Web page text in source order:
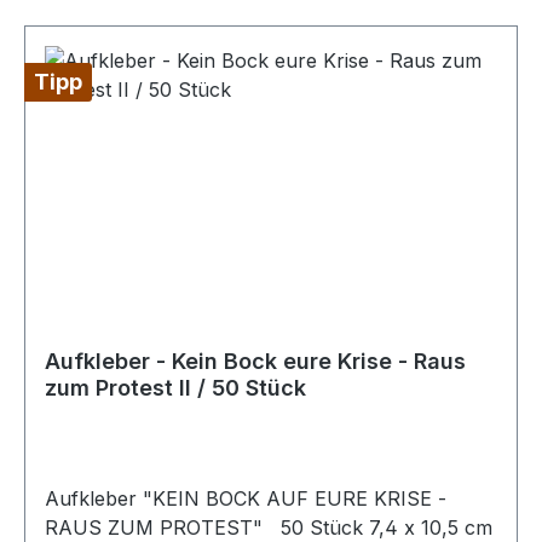
wird bestraft, wer unbefugt das Erscheinungsbild
einer fremden Sache nicht nur unerheblich und
nicht nur vorübergehend verändert.
Tipp
Aufkleber - Kein Bock eure Krise - Raus
zum Protest II / 50 Stück
Aufkleber "KEIN BOCK AUF EURE KRISE -
RAUS ZUM PROTEST" 50 Stück 7,4 x 10,5 cm